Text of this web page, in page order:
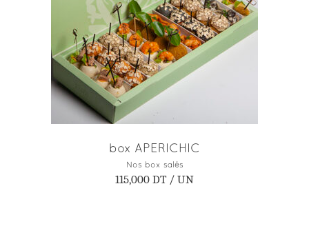
AJOUTER AU PANIER
box APERICHIC
Nos box salés
115,000 DT / UN